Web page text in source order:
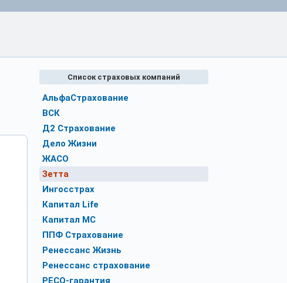
Список страховых компаний
АльфаСтрахование
ВСК
Д2 Страхование
Дело Жизни
ЖАСО
Зетта
Ингосстрах
Капитал Life
Капитал МС
ППФ Страхование
Ренессанс Жизнь
Ренессанс страхование
РЕСО-гарантия